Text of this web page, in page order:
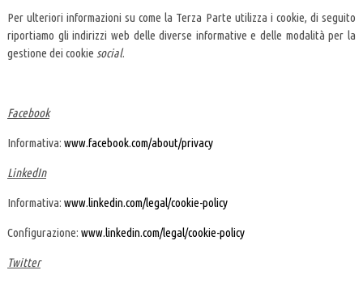
Per ulteriori informazioni su come la Terza Parte utilizza i cookie, di seguito
riportiamo gli indirizzi web delle diverse informative e delle modalità per la
gestione dei cookie social.
Facebook
Informativa: www.facebook.com/about/privacy
LinkedIn
Informativa: www.linkedin.com/legal/cookie-policy
Configurazione: www.linkedin.com/legal/cookie-policy
Twitter